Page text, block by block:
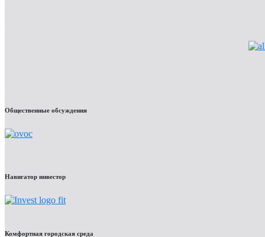
Общественные обсуждения
Навигатор инвестор
Комфортная городская среда